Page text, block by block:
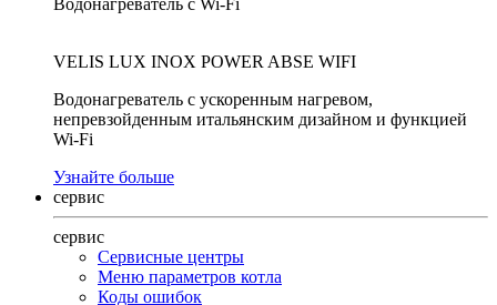
Водонагреватель с Wi-Fi
VELIS LUX INOX POWER ABSE WIFI
Водонагреватель с ускоренным нагревом,
непревзойденным итальянским дизайном и функцией
Wi-Fi
Узнайте больше
сервис
сервис
Сервисные центры
Меню параметров котла
Коды ошибок